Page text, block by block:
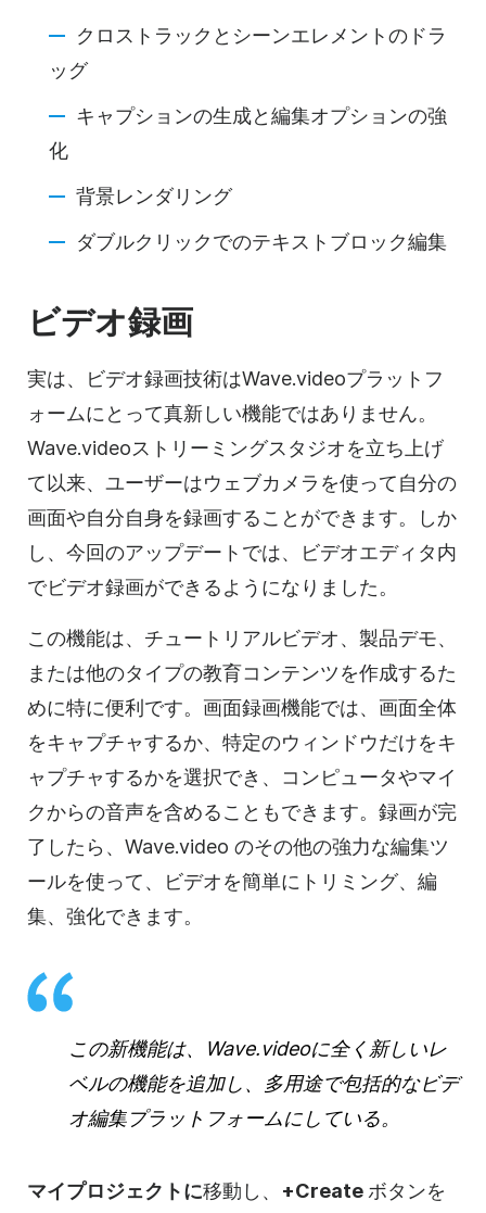
クロストラックとシーンエレメントのドラ
ッグ
キャプションの生成と編集オプションの強
化
背景レンダリング
ダブルクリックでのテキストブロック編集
ビデオ録画
実は、ビデオ録画技術はWave.videoプラットフ
ォームにとって真新しい機能ではありません。
Wave.videoストリーミングスタジオを立ち上げ
て以来、ユーザーはウェブカメラを使って自分の
画面や自分自身を録画することができます。しか
し、今回のアップデートでは、ビデオエディタ内
でビデオ録画ができるようになりました。
この機能は、チュートリアルビデオ、製品デモ、
または他のタイプの教育コンテンツを作成するた
めに特に便利です。画面録画機能では、画面全体
をキャプチャするか、特定のウィンドウだけをキ
ャプチャするかを選択でき、コンピュータやマイ
クからの音声を含めることもできます。録画が完
了したら、Wave.video のその他の強力な編集ツ
ールを使って、ビデオを簡単にトリミング、編
集、強化できます。
この新機能は、Wave.videoに全く新しいレ
ベルの機能を追加し、多用途で包括的なビデ
オ編集プラットフォームにしている。
マイプロジェクトに移動し、 +Create ボタンを